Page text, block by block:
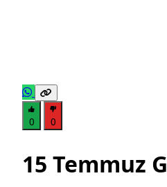
0 0
15 Temmuz